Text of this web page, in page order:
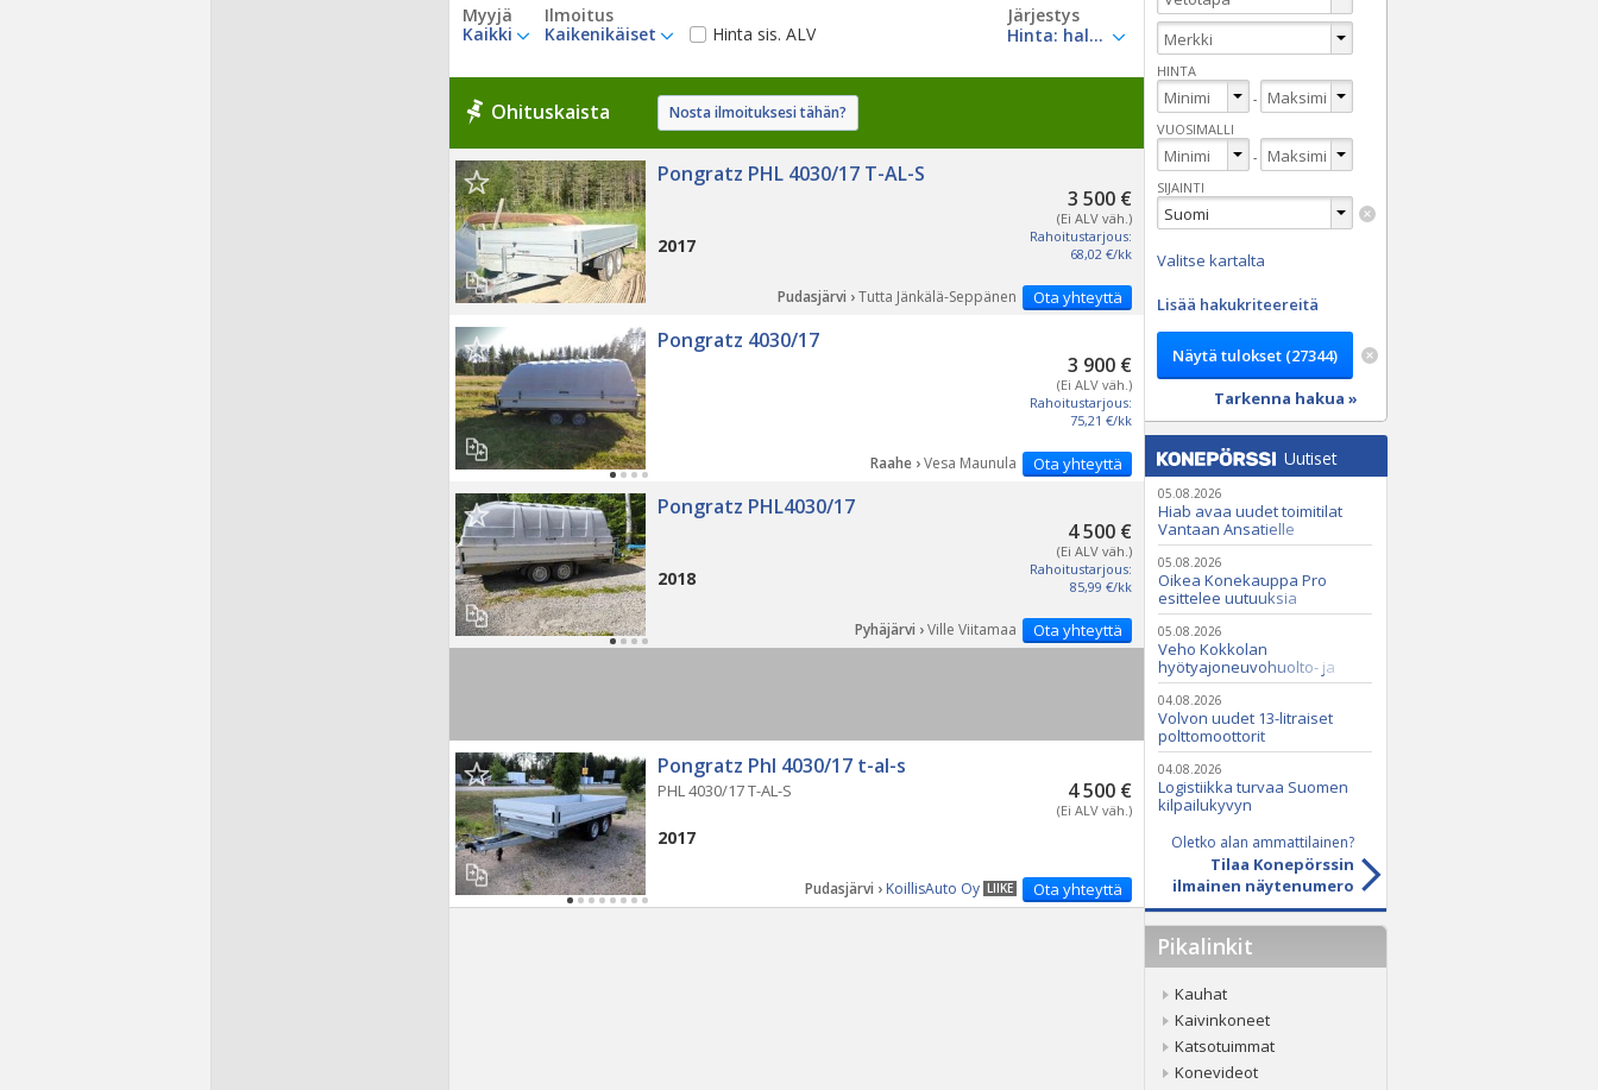
Myyjä
Kaikki
Ilmoitus
Kaikenikäiset
Hinta sis. ALV
Järjestys
Ohituskaista Nosta ilmoituksesi tähän?
Pongratz PHL 4030/17 T-AL-S
3 500 €
(Ei ALV väh.)
Rahoitustarjous:
68,02 €/kk
2017
Ota yhteyttä
Pudasjärvi ›Tutta Jänkälä-Seppänen
Pongratz 4030/17
3 900 €
(Ei ALV väh.)
Rahoitustarjous:
75,21 €/kk
Ota yhteyttä
Raahe ›Vesa Maunula
Pongratz PHL4030/17
4 500 €
(Ei ALV väh.)
Rahoitustarjous:
85,99 €/kk
2018
Ota yhteyttä
Pyhäjärvi ›Ville Viitamaa
Pongratz Phl 4030/17 t-al-s
4 500 €
(Ei ALV väh.)
PHL 4030/17 T-AL-S
2017
Ota yhteyttä
LIIKE
Pudasjärvi › KoillisAuto Oy
HINTA
-
VUOSIMALLI
-
SIJAINTI
Valitse kartalta
Lisää hakukriteereitä
Tarkenna hakua »
Uutiset
05.08.2026
Hiab avaa uudet toimitilat
Vantaan Ansatielle
05.08.2026
Oikea Konekauppa Pro
esittelee uutuuksia
ammattikäyttöön
05.08.2026
Veho Kokkolan
hyötyajoneuvohuolto- ja
varaosatoiminnot Q2 Service
Oy:lle lokakuussa
04.08.2026
Volvon uudet 13-litraiset
polttomoottorit
04.08.2026
Logistiikka turvaa Suomen
kilpailukyvyn
Oletko alan ammattilainen?
Tilaa Konepörssin
ilmainen näytenumero
Pikalinkit
Kauhat
Kaivinkoneet
Katsotuimmat
Konevideot